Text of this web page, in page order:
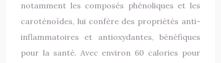
notamment les composés phénoliques et les
caroténoïdes, lui confère des propriétés anti-
inflammatoires et antioxydantes, bénéfiques
pour la santé. Avec environ 60 calories pour